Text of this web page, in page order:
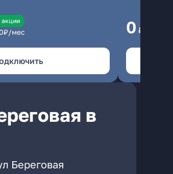
акции
₽/мес 0 ₽/мес
в
Береговая